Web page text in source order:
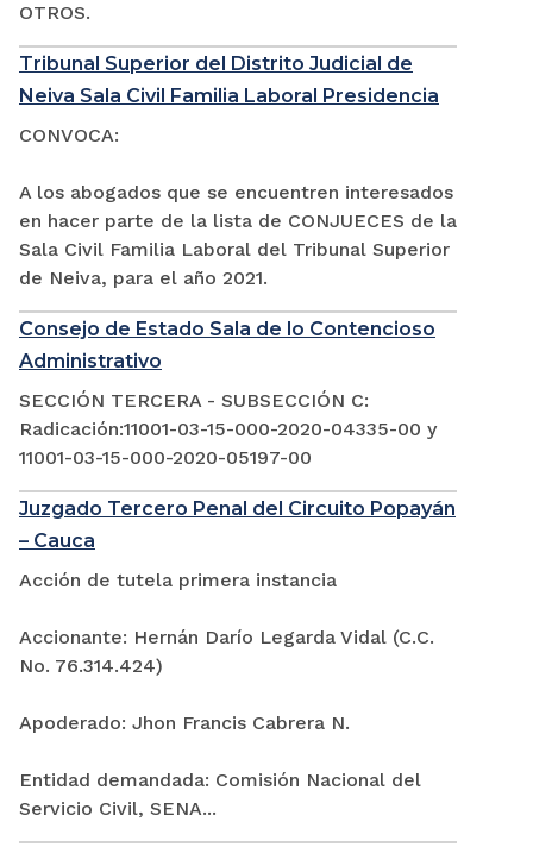
OTROS.
Tribunal Superior del Distrito Judicial de
Neiva Sala Civil Familia Laboral Presidencia
CONVOCA:
A los abogados que se encuentren interesados
en hacer parte de la lista de CONJUECES de la
Sala Civil Familia Laboral del Tribunal Superior
de Neiva, para el año 2021.
Consejo de Estado Sala de lo Contencioso
Administrativo
SECCIÓN TERCERA - SUBSECCIÓN C:
Radicación:11001-03-15-000-2020-04335-00 y
11001-03-15-000-2020-05197-00
Juzgado Tercero Penal del Circuito Popayán
– Cauca
Acción de tutela primera instancia
Accionante: Hernán Darío Legarda Vidal (C.C.
No. 76.314.424)
Apoderado: Jhon Francis Cabrera N.
Entidad demandada: Comisión Nacional del
Servicio Civil, SENA...